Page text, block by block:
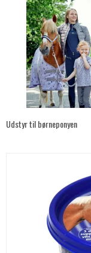
Udstyr til børneponyen